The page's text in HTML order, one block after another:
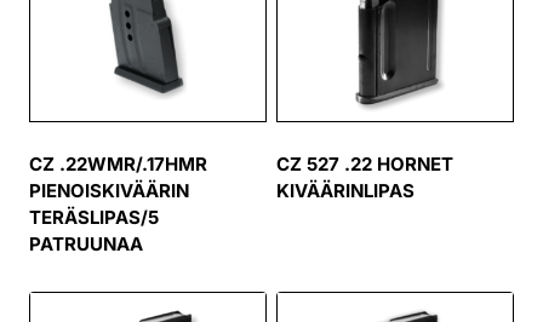
CZ .22WMR/.17HMR
PIENOISKIVÄÄRIN
TERÄSLIPAS/5
PATRUUNAA
CZ 527 .22 HORNET
KIVÄÄRINLIPAS